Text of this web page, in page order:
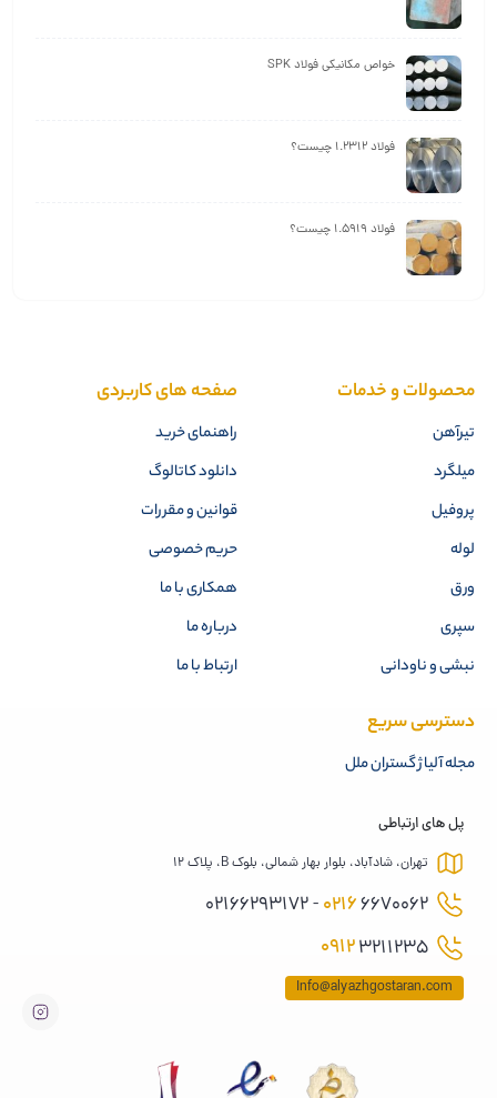
خواص مکانیکی فولاد SPK
فولاد 1.2312 چیست؟
فولاد 1.5919 چیست؟
محصولات و خدمات
تیرآهن
میلگرد
پروفیل
لوله
ورق
سپری
نبشی و ناودانی
صفحه های کاربردی
راهنمای خرید
دانلود کاتالوگ
قوانین و مقررات
حریم خصوصی
همکاری با ما
درباره ما
ارتباط با ما
دسترسی سریع
مجله آلیاژ گستران ملل
پل های ارتباطی
تهران، شادآباد، بلوار بهار شمالی، بلوک B، پلاک 12
02166670062 - 02166293172
09123211235
Info@alyazhgostaran.com